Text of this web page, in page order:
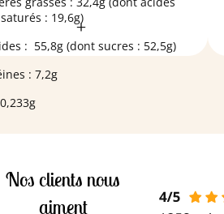
: 19,6g)
: 55,8g (dont sucres : 52,5g)
: 7,2g
Nos clients nous
aiment